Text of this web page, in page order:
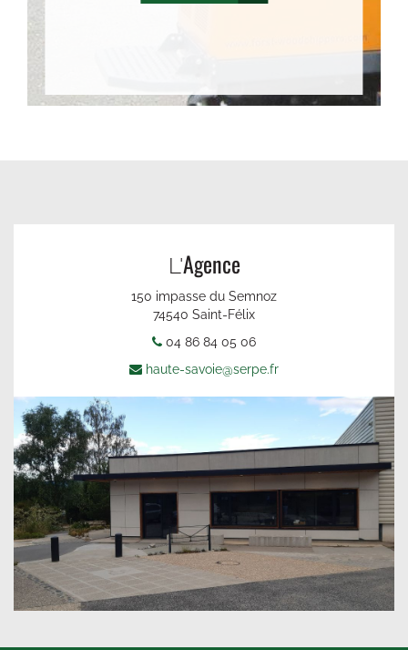
L'Agence
150 impasse du Semnoz
74540 Saint-Félix
04 86 84 05 06
haute-savoie@serpe.fr